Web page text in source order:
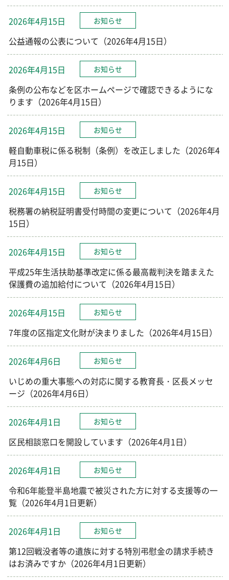
2026年4月15日 お知らせ
公益通報の公表について（2026年4月15日）
2026年4月15日 お知らせ
条例の公布などを区ホームページで確認できるようにな
ります（2026年4月15日）
2026年4月15日 お知らせ
軽自動車税に係る税制（条例）を改正しました（2026年4
月15日）
2026年4月15日 お知らせ
税務署の納税証明書受付時間の変更について（2026年4月
15日）
2026年4月15日 お知らせ
平成25年生活扶助基準改定に係る最高裁判決を踏まえた
保護費の追加給付について（2026年4月15日）
2026年4月15日 お知らせ
7年度の区指定文化財が決まりました（2026年4月15日）
2026年4月6日 お知らせ
いじめの重大事態への対応に関する教育長・区長メッセ
ージ（2026年4月6日）
2026年4月1日 お知らせ
区民相談窓口を開設しています（2026年4月1日）
2026年4月1日 お知らせ
令和6年能登半島地震で被災された方に対する支援等の一
覧（2026年4月1日更新）
2026年4月1日 お知らせ
第12回戦没者等の遺族に対する特別弔慰金の請求手続き
はお済みですか（2026年4月1日更新）